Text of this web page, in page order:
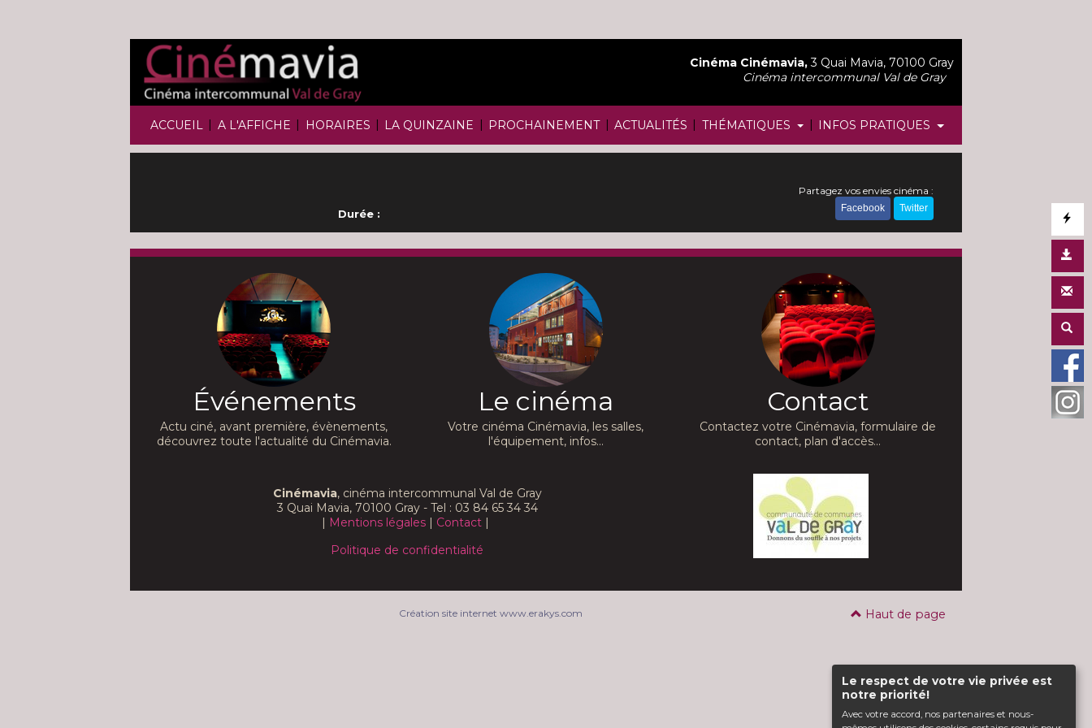
Le respect de votre vie privée est
notre priorité!
Avec votre accord, nos partenaires et nous-
ACCUEIL | A L'AFFICHE | HORAIRES | LA QUINZAINE | PROCHAINEMENT | ACTUALITÉS | THÉMATIQUES | INFOS PRATIQUES
Cinéma Cinémavia,3 Quai Mavia, 70100 Gray
Cinéma intercommunal Val de Gray
Durée :
Partagez vos envies cinéma :
Facebook Twitter
Événements
Actu ciné, avant première, évènements,
découvrez toute l'actualité du Cinémavia.
Le cinéma
Votre cinéma Cinémavia, les salles,
l'équipement, infos...
Contact
Contactez votre Cinémavia, formulaire de
contact, plan d'accès...
Cinémavia, cinéma intercommunal Val de Gray
3 Quai Mavia, 70100 Gray - Tel : 03 84 65 34 34
| Mentions légales | Contact |
Politique de confidentialité
Haut de page
Création site internet www.erakys.com